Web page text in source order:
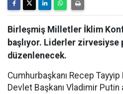
Birleşmiş Milletler İklim
başlıyor. Liderler zirvesiyse
düzenlenecek.
Cumhurbaşkanı Recep
Devlet Başkanı Vladimir Putin